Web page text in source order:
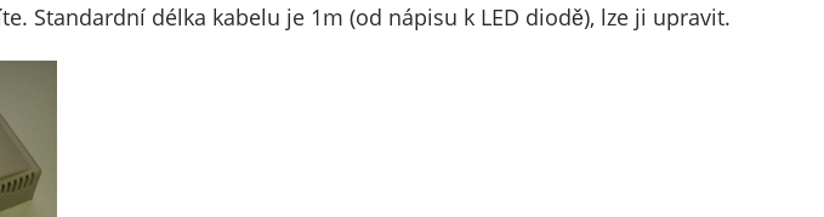
Standardní délka kabelu je 1m (od nápisu k LED diodě), lze ji upravit.